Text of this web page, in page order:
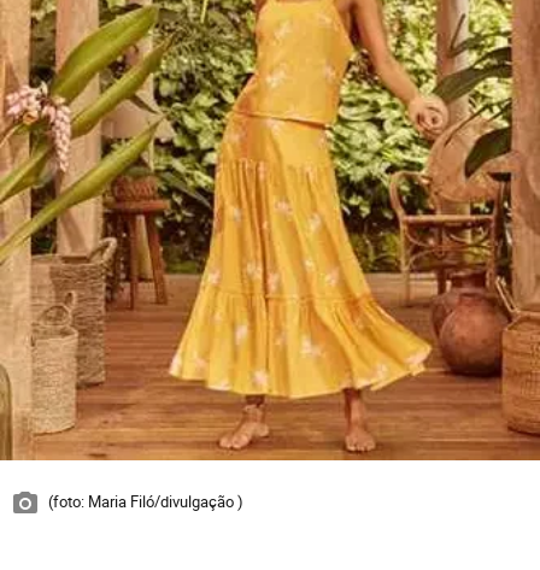
(foto: Maria Filó/divulgação )